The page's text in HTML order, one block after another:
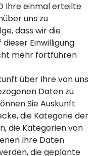
Ihre einmal erteilte
uns zu
dass wir die
Einwilligung
mehr fortführen
über Ihre von uns
Daten zu
Sie Auskunft
die Kategorie der
die Kategorien von
Ihre Daten
die geplante